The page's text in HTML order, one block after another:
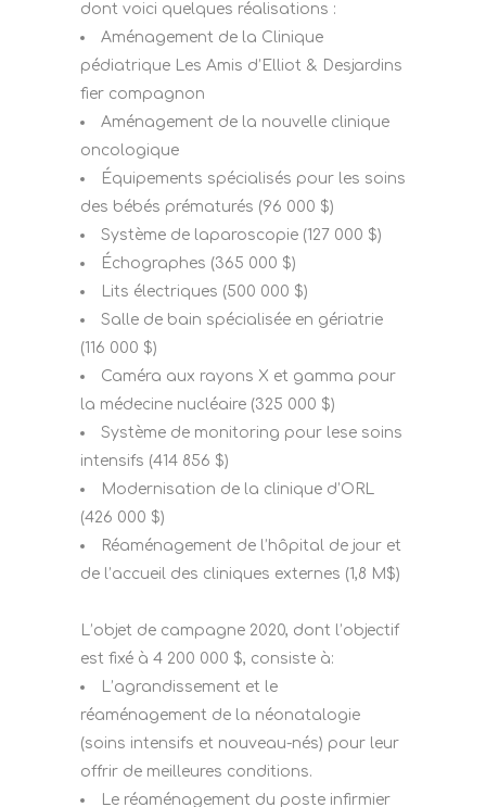
dont voici quelques réalisations :
Aménagement de la Clinique
pédiatrique Les Amis d’Elliot & Desjardins
fier compagnon
Aménagement de la nouvelle clinique
oncologique
Équipements spécialisés pour les soins
des bébés prématurés (96 000 $)
Système de laparoscopie (127 000 $)
Échographes (365 000 $)
Lits électriques (500 000 $)
Salle de bain spécialisée en gériatrie
(116 000 $)
Caméra aux rayons X et gamma pour
la médecine nucléaire (325 000 $)
Système de monitoring pour lese soins
intensifs (414 856 $)
Modernisation de la clinique d’ORL
(426 000 $)
Réaménagement de l’hôpital de jour et
de l’accueil des cliniques externes (1,8 M$)
L’objet de campagne 2020, dont l’objectif
est fixé à 4 200 000 $, consiste à:
L’agrandissement et le
réaménagement de la néonatalogie
(soins intensifs et nouveau-nés) pour leur
offrir de meilleures conditions.
Le réaménagement du poste infirmier